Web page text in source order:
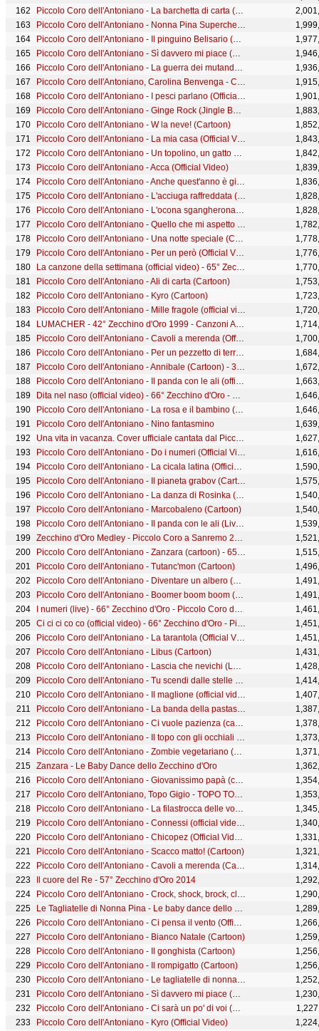
Piccolo Coro dell'Antoniano - La barchetta di carta (Cartoon)
Piccolo Coro dell'Antoniano - Nonna Pina Superchef Baby Dance (Official Video)
Piccolo Coro dell'Antoniano - Il pinguino Belisario (Cartoon)
Piccolo Coro dell'Antoniano - Sì davvero mi piace (Cartoon)
Piccolo Coro dell'Antoniano - La guerra dei mutandoni (Cartoon)
Piccolo Coro dell'Antoniano, Carolina Benvenga - Carnevale siamo noi
Piccolo Coro dell'Antoniano - I pesci parlano (Official Video)
Piccolo Coro dell'Antoniano - Ginge Rock (Jingle Bell Rock) (Cartoon)
Piccolo Coro dell'Antoniano - W la neve! (Cartoon)
Piccolo Coro dell'Antoniano - La mia casa (Official Video)
Piccolo Coro dell'Antoniano - Un topolino, un gatto e... un grande papà (Cartoon)
Piccolo Coro dell'Antoniano - Acca (Official Video)
Piccolo Coro dell'Antoniano - Anche quest'anno è già Natale (Cartoon)
Piccolo Coro dell'Antoniano - L'acciuga raffreddata (Live) - 65° Zecchino d'Oro
Piccolo Coro dell'Antoniano - L'ocona sgangherona (Cartoon)
Piccolo Coro dell'Antoniano - Quello che mi aspetto da te (Cartoon)
Piccolo Coro dell'Antoniano - Una notte speciale (Cartoon)
Piccolo Coro dell'Antoniano - Per un però (Official Video)
La canzone della settimana (official video) - 65° Zecchino d'oro
Piccolo Coro dell'Antoniano - Ali di carta (Cartoon)
Piccolo Coro dell'Antoniano - Kyro (Cartoon)
Piccolo Coro dell'Antoniano - Mille fragole (official video) - 65° Zecchino d'oro
LUMACHER - 42° Zecchino d'Oro 1999 - Canzoni Animate
Piccolo Coro dell'Antoniano - Cavoli a merenda (Official Video)
Piccolo Coro dell'Antoniano - Per un pezzetto di terra (Official video - 67° Zecchino d'Oro)
Piccolo Coro dell'Antoniano - Annibale (Cartoon) - 30° Zecchino d'Oro
Piccolo Coro dell'Antoniano - Il panda con le ali (official video) - 65° Zecchino d'oro
Dita nel naso (official video) - 66° Zecchino d'Oro - Piccolo Coro dell'Antoniano
Piccolo Coro dell'Antoniano - La rosa e il bambino (Cartoon)
Piccolo Coro dell'Antoniano - Nino fantasmino
Una vita in vacanza. Cover ufficiale cantata dal Piccolo Coro "Mariele Ventre" dell'Antoniano
Piccolo Coro dell'Antoniano - Do i numeri (Official Video)
Piccolo Coro dell'Antoniano - La cicala latina (Official Video)
Piccolo Coro dell'Antoniano - Il pianeta grabov (Cartoon)
Piccolo Coro dell'Antoniano - La danza di Rosinka (Cartoon)
Piccolo Coro dell'Antoniano - Marcobaleno (Cartoon)
Piccolo Coro dell'Antoniano - Il panda con le ali (Live) - 65° Zecchino d'Oro
Zecchino d'Oro Medley - Piccolo Coro a Sanremo 2017
Piccolo Coro dell'Antoniano - Zanzara (cartoon) - 65° Zecchino d'oro
Piccolo Coro dell'Antoniano - Tutanc'mon (Cartoon)
Piccolo Coro dell'Antoniano - Diventare un albero (Official video - 67° Zecchino d'Oro)
Piccolo Coro dell'Antoniano - Boomer boom boom (Official video - 68° Zecchino d'Oro)
I numeri (live) - 66° Zecchino d'Oro - Piccolo Coro dell'Antoniano
Ci ci ci co co (official video) - 66° Zecchino d'Oro - Piccolo Coro dell'Antoniano
Piccolo Coro dell'Antoniano - La tarantola (Official Video)
Piccolo Coro dell'Antoniano - Libus (Cartoon)
Piccolo Coro dell'Antoniano - Lascia che nevichi (Let It Snow) (Cartoon)
Piccolo Coro dell'Antoniano - Tu scendi dalle stelle (Cartoon)
Piccolo Coro dell'Antoniano - Il maglione (official video) - 65° Zecchino d'oro
Piccolo Coro dell'Antoniano - La banda della pastasciutta (Official Video)
Piccolo Coro dell'Antoniano - Ci vuole pazienza (cartoon) - 65° Zecchino d'oro
Piccolo Coro dell'Antoniano - Il topo con gli occhiali (Official Video)
Piccolo Coro dell'Antoniano - Zombie vegetariano (Cartoon)
Zanzara - Le Baby Dance dello Zecchino d'Oro
Piccolo Coro dell'Antoniano - Giovanissimo papà (cartoon) - 65° Zecchino d'oro
Piccolo Coro dell'Antoniano, Topo Gigio - TOPO TOP (Official video)
Piccolo Coro dell'Antoniano - La filastrocca delle vocali (Official Video)
Piccolo Coro dell'Antoniano - Connessi (official video) - 65° Zecchino d'oro
Piccolo Coro dell'Antoniano - Chicopez (Official Video)
Piccolo Coro dell'Antoniano - Scacco matto! (Cartoon)
Piccolo Coro dell'Antoniano - Cavoli a merenda (Cartoon)
Il cuore del Re - 57° Zecchino d'Oro 2014
Piccolo Coro dell'Antoniano - Crock, shock, brock, clock (Cartoon)
Le Tagliatelle di Nonna Pina - Le baby dance dello Zecchino d’Oro
Piccolo Coro dell'Antoniano - Ci pensa il vento (Official video - 68° Zecchino d'Oro)
Piccolo Coro dell'Antoniano - Bianco Natale (Cartoon)
Piccolo Coro dell'Antoniano - Il gonghista (Cartoon)
Piccolo Coro dell'Antoniano - Il rompigatto (Cartoon)
Piccolo Coro dell'Antoniano - Le tagliatelle di nonna Pina (Cartoon New Version)
Piccolo Coro dell'Antoniano - Sì davvero mi piace (Official Video)
Piccolo Coro dell'Antoniano - Ci sarà un po' di voi (Official Video)
Piccolo Coro dell'Antoniano - Kyro (Official Video)